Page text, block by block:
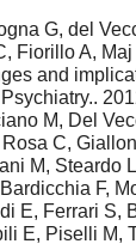
G, del
Fiorillo A,
and
M, Del
C,
M, Steardo
F,
E, Ferrari S,
E, Piselli M,